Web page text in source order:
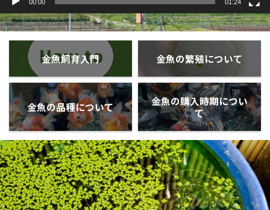
00:00 01:24
金魚飼育入門 金魚の繁殖について
金魚の品種について
金魚の購入時期につい
て